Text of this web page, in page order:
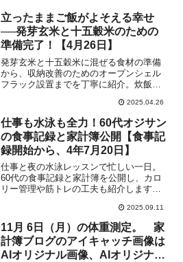
立ったままご飯がよそえる幸せ
──発芽玄米と十五穀米のための
準備完了！【4月26日】
発芽玄米と十五穀米に混ぜる食材の準備
から、収納改善のためのオープンシェル
フラック設置までを丁寧に紹介。炊飯器
ます。もみ殻燻炭の使い方も解説！2025.04.26
仕事も水泳も全力！60代オジサン
の食事記録と家計簿公開【食事記
録開始から、4年7月20日】
仕事と夜の水泳レッスンで忙しい一日。
60代の食事記録と家計簿を公開し、カロ
リー管理や筋トレの工夫も紹介します。
2025.09.11
11月 6日（月）の体重測定。 家
計簿ブログのアイキャッチ画像は
AIオリジナル画像、AIオリジナル